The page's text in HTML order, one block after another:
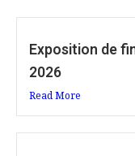
Exposition de
2026
Read More